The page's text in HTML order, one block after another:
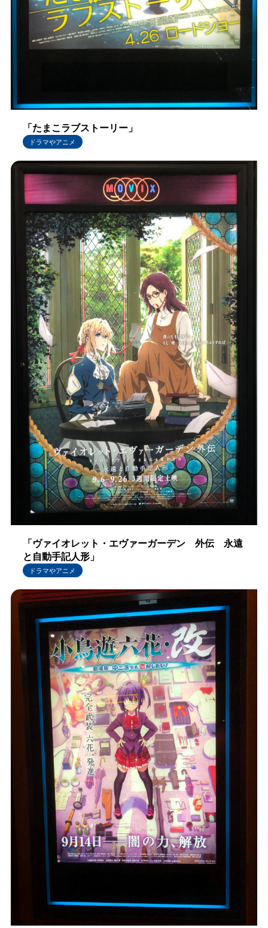
「たまこラブストーリー」
ドラマやアニメ
「ヴァイオレット・エヴァーガーデン 外伝 永遠
と自動手記人形」
ドラマやアニメ